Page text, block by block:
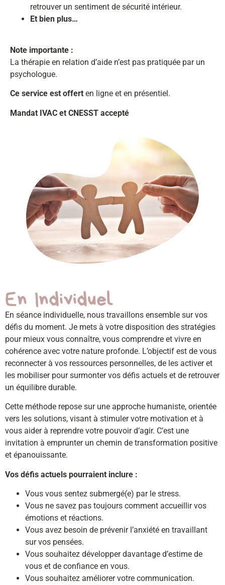
retrouver un sentiment de sécurité intérieur.
Et bien plus…
Note importante :
La thérapie en relation d’aide n’est pas pratiquée par un
psychologue.
Ce service est offert en ligne et en présentiel.
Mandat IVAC et CNESST accepté
En Individuel
En séance individuelle, nous travaillons ensemble sur vos
défis du moment. Je mets à votre disposition des stratégies
pour mieux vous connaître, vous comprendre et vivre en
cohérence avec votre nature profonde. L’objectif est de vous
reconnecter à vos ressources personnelles, de les activer et
les mobiliser pour surmonter vos défis actuels et de retrouver
un équilibre durable.
Cette méthode repose sur une approche humaniste, orientée
vers les solutions, visant à stimuler votre motivation et à
vous aider à reprendre votre pouvoir d’agir. C’est une
invitation à emprunter un chemin de transformation positive
et épanouissante.
Vos défis actuels pourraient inclure :
Vous vous sentez submergé(e) par le stress.
Vous ne savez pas toujours comment accueillir vos
émotions et réactions.
Vous avez besoin de prévenir l’anxiété en travaillant
sur vos pensées.
Vous souhaitez développer davantage d’estime de
vous et de confiance en vous.
Vous souhaitez améliorer votre communication.